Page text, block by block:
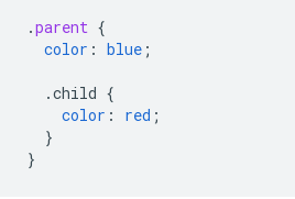
.parent {
color : blue ;
.child {
color : red ;
}
}